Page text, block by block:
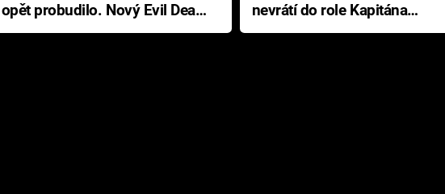
opět probudilo. Nový Evil Dead
přichází s neodolatelnou
nevrátí do role Kapitána
Ameriky